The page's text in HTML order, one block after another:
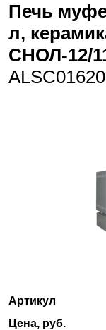
Библиотека
Войти
Партнеры
Печь
л,
СНОЛ-12/
Артикул
Цена, руб.